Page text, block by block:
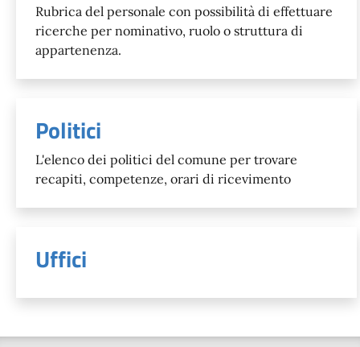
Rubrica del personale con possibilità di effettuare
ricerche per nominativo, ruolo o struttura di
appartenenza.
Politici
L'elenco dei politici del comune per trovare
recapiti, competenze, orari di ricevimento
Uffici